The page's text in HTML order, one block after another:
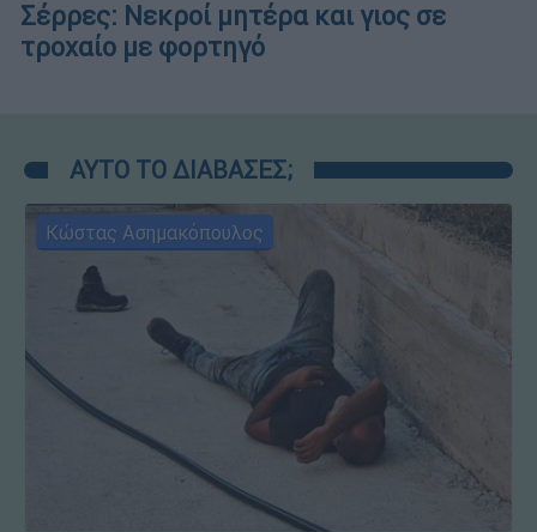
Σέρρες: Νεκροί μητέρα και γιος σε
τροχαίο με φορτηγό
ΑΥΤΟ ΤΟ ΔΙΑΒΑΣΕΣ;
Κώστας Ασημακόπουλος